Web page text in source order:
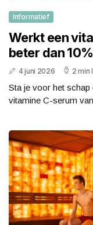
Informatief
Werkt een
beter dan
4 juni 2026 2 min
Sta je voor het schap
vitamine C-serum